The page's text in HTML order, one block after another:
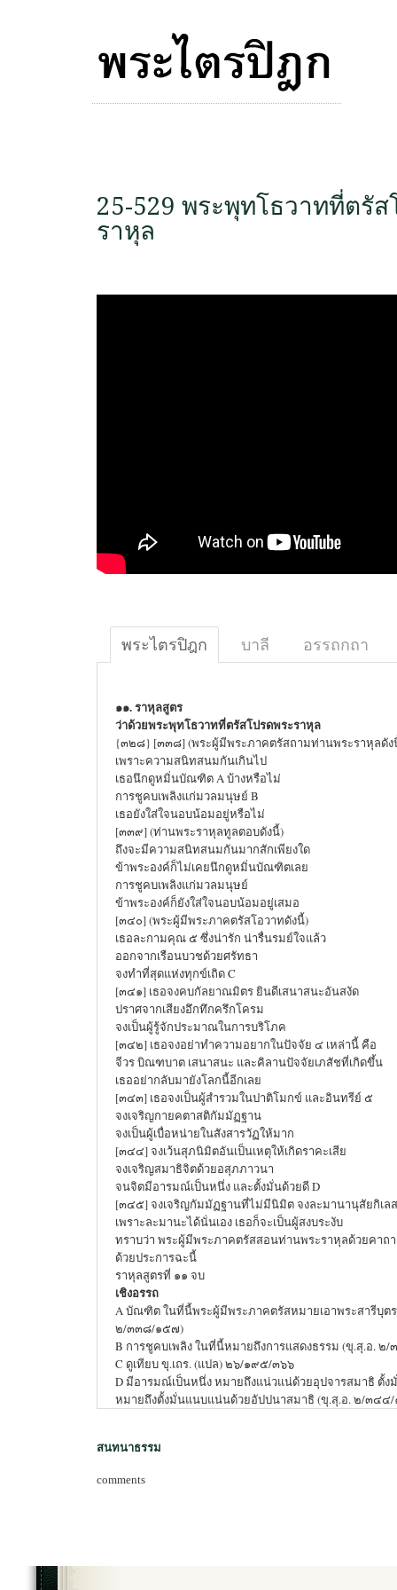
25-529 พระพุทโธวาทที่ตรัส
ราหุล
พระไตรปิฎก บาลี อรรถกถา
๑๑. ราหุลสูตร
ว่าด้วยพระพุทโธวาทที่ตรัสโปรดพระราหุล
{๓๒๘} [๓๓๘] (พระผู้มีพระภาคตรัสถามท่านพระราหุลดัง
เพราะความสนิทสนมกันเกินไป
เธอนึกดูหมิ่นบัณฑิต A บ้างหรือไม่
การชูคบเพลิงแก่มวลมนุษย์ B
เธอยังใส่ใจนอบน้อมอยู่หรือไม่
[๓๓๙] (ท่านพระราหุลทูลตอบดังนี้)
ถึงจะมีความสนิทสนมกันมากสักเพียงใด
ข้าพระองค์ก็ไม่เคยนึกดูหมิ่นบัณฑิตเลย
การชูคบเพลิงแก่มวลมนุษย์
ข้าพระองค์ก็ยังใส่ใจนอบน้อมอยู่เสมอ
[๓๔๐] (พระผู้มีพระภาคตรัสโอวาทดังนี้)
เธอละกามคุณ ๕ ซึ่งน่ารัก น่ารื่นรมย์ใจแล้ว
ออกจากเรือนบวชด้วยศรัทธา
จงทำที่สุดแห่งทุกข์เถิด C
[๓๔๑] เธอจงคบกัลยาณมิตร ยินดีเสนาสนะอันสงัด
ปราศจากเสียงอึกทึกครึกโครม
จงเป็นผู้รู้จักประมาณในการบริโภค
[๓๔๒] เธอจงอย่าทำความอยากในปัจจัย ๔ เหล่านี้ คือ
จีวร บิณฑบาต เสนาสนะ และคิลานปัจจัยเภสัชที่เกิดขึ้น
เธออย่ากลับมายังโลกนี้อีกเลย
[๓๔๓] เธอจงเป็นผู้สำรวมในปาติโมกข์ และอินทรีย์ ๕
จงเจริญกายคตาสติกัมมัฏฐาน
จงเป็นผู้เบื่อหน่ายในสังสารวัฏให้มาก
[๓๔๔] จงเว้นสุภนิมิตอันเป็นเหตุให้เกิดราคะเสีย
จงเจริญสมาธิจิตด้วยอสุภภาวนา
จนจิตมีอารมณ์เป็นหนึ่ง และตั้งมั่นด้วยดี D
[๓๔๕] จงเจริญกัมมัฏฐานที่ไม่มีนิมิต จงละมานานุสัยกิเลส
เพราะละมานะได้นั่นเอง เธอก็จะเป็นผู้สงบระงับ
ทราบว่า พระผู้มีพระภาคตรัสสอนท่านพระราหุลด้วยคาถา
ด้วยประการฉะนี้
ราหุลสูตรที่ ๑๑ จบ
เชิงอรรถ
A บัณฑิต ในที่นี้พระผู้มีพระภาคตรัสหมายเอาพระสารีบุต
๒/๓๓๘/๑๕๗)
B การชูคบเพลิง ในที่นี้หมายถึงการแสดงธรรม (ขุ.สุ.อ.
C ดูเทียบ ขุ.เถร. (แปล) ๒๖/๑๙๕/๓๖๖
D มีอารมณ์เป็นหนึ่ง หมายถึงแน่วแน่ด้วยอุปจารสมาธิ ตั้ง
หมายถึงตั้งมั่นแนบแน่นด้วยอัปปนาสมาธิ (ขุ.สุ.อ. ๒/๓๔๔/
สนทนาธรรม
comments